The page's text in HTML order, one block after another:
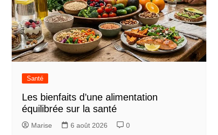
Santé
Les bienfaits d’une alimentation
équilibrée sur la santé
Marise 6 août 2026 0